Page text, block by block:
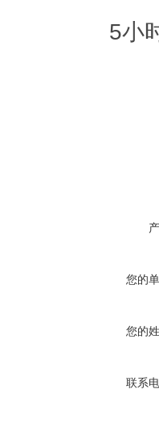
5小时
您的
您的
联系